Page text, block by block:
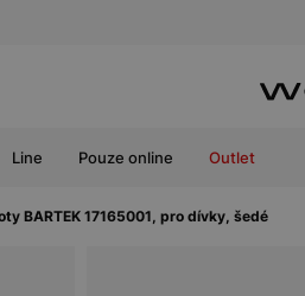
Line Pouze online Outlet
BARTEK 17165001, pro dívky, šedé